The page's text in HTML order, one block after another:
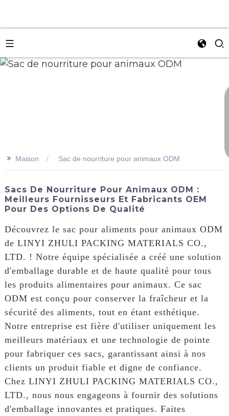
>> Maison Sac de nourriture pour animaux ODM
Sacs De Nourriture Pour Animaux ODM :
Meilleurs Fournisseurs Et Fabricants OEM
Pour Des Options De Qualité
Découvrez le sac pour aliments pour animaux ODM
de LINYI ZHULI PACKING MATERIALS CO.,
LTD. ! Notre équipe spécialisée a créé une solution
d'emballage durable et de haute qualité pour tous
les produits alimentaires pour animaux. Ce sac
ODM est conçu pour conserver la fraîcheur et la
sécurité des aliments, tout en étant esthétique.
Notre entreprise est fière d'utiliser uniquement les
meilleurs matériaux et une technologie de pointe
pour fabriquer ces sacs, garantissant ainsi à nos
clients un produit fiable et digne de confiance.
Chez LINYI ZHULI PACKING MATERIALS CO.,
LTD., nous nous engageons à fournir des solutions
d'emballage innovantes et pratiques. Faites